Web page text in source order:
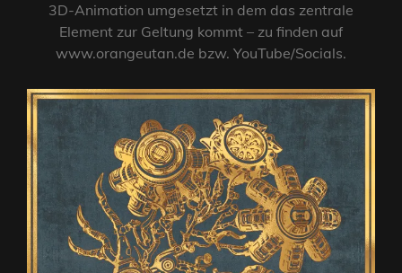
3D-Animation umgesetzt in dem das zentrale
Element zur Geltung kommt – zu finden auf
www.orangeutan.de bzw. YouTube/Socials.